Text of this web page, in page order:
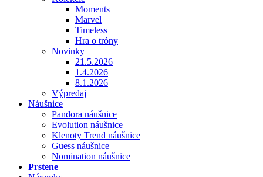
Moments
Marvel
Timeless
Hra o tróny
Novinky
21.5.2026
1.4.2026
8.1.2026
Výpredaj
Náušnice
Pandora náušnice
Evolution náušnice
Klenoty Trend náušnice
Guess náušnice
Nomination náušnice
Prstene